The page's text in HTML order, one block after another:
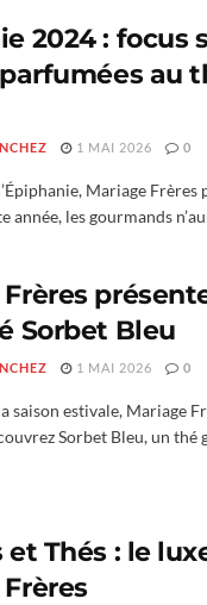
2024 : focus
au
1 MAI 2026 0
Mariage Frères
année, les gourmands
Sorbet Bleu
1 MAI 2026 0
saison estivale, Mariage
Sorbet Bleu, un thé
et Thés : le